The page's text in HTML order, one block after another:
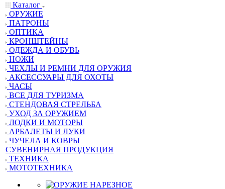
Каталог
ОРУЖИЕ
ПАТРОНЫ
ОПТИКА
КРОНШТЕЙНЫ
ОДЕЖДА И ОБУВЬ
НОЖИ
ЧЕХЛЫ И РЕМНИ ДЛЯ ОРУЖИЯ
АКСЕССУАРЫ ДЛЯ ОХОТЫ
ЧАСЫ
ВСЕ ДЛЯ ТУРИЗМА
СТЕНДОВАЯ СТРЕЛЬБА
УХОД ЗА ОРУЖИЕМ
ЛОДКИ И МОТОРЫ
АРБАЛЕТЫ И ЛУКИ
ЧУЧЕЛА И КОВРЫ
СУВЕНИРНАЯ ПРОДУКЦИЯ
ТЕХНИКА
МОТОТЕХНИКА